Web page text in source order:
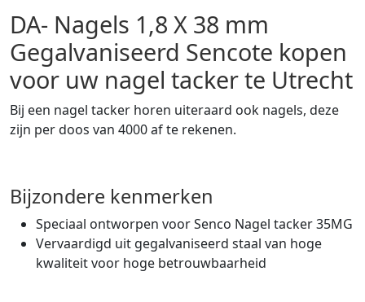
DA- Nagels 1,8 X 38 mm
Gegalvaniseerd Sencote kopen
voor uw nagel tacker te Utrecht
Bij een nagel tacker horen uiteraard ook nagels, deze
zijn per doos van 4000 af te rekenen.
Bijzondere kenmerken
Speciaal ontworpen voor Senco Nagel tacker 35MG
Vervaardigd uit gegalvaniseerd staal van hoge
kwaliteit voor hoge betrouwbaarheid